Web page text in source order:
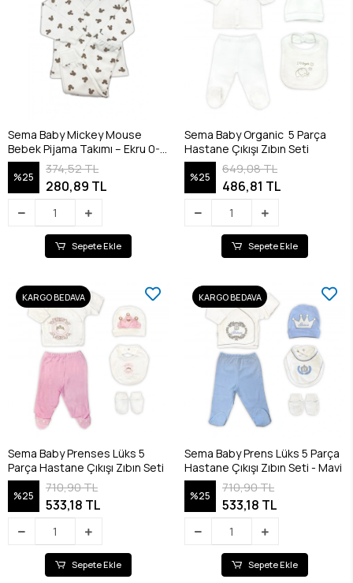
Sema Baby Mickey Mouse
Bebek Pijama Takımı – Ekru 0-3
Ay
%25
374,52 TL
280,89 TL
Sepete Ekle
Sema Baby Organic 5 Parça
Hastane Çıkışı Zıbın Seti
%25
649,08 TL
486,81 TL
Sepete Ekle
KARGO BEDAVA
Sema Baby Prenses Lüks 5
Parça Hastane Çıkışı Zıbın Seti
%25
710,90 TL
533,18 TL
Sepete Ekle
KARGO BEDAVA
Sema Baby Prens Lüks 5 Parça
Hastane Çıkışı Zıbın Seti - Mavi
%25
710,90 TL
533,18 TL
Sepete Ekle